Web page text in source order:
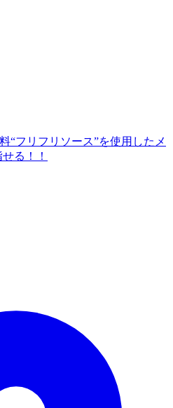
“フリフリソース”を使用したメ
る！！